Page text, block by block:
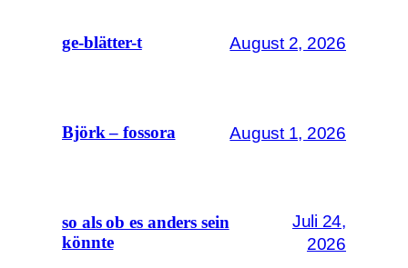
ge-blätter-t August 2, 2026
Björk – fossora August 1, 2026
so als ob es anders sein
könnte
Juli 24,
2026